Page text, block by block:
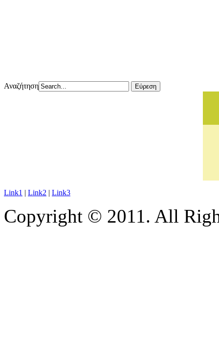
Αναζήτηση
Link1 | Link2 | Link3
Copyright © 2011. All